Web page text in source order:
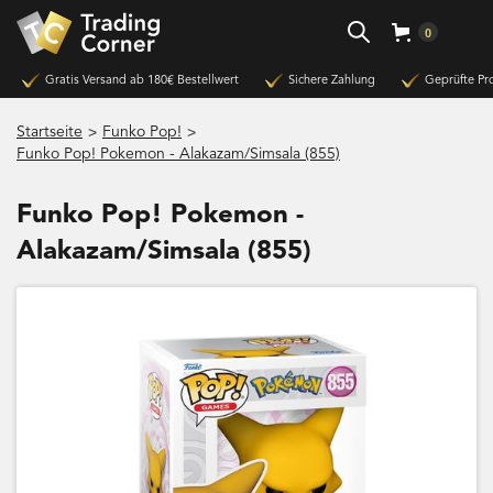
0
Gratis Versand ab 180€ Bestellwert Sichere Zahlung Geprüfte
Startseite > Funko Pop! >
Funko Pop! Pokemon - Alakazam/Simsala (855)
Funko Pop! Pokemon -
Alakazam/Simsala (855)